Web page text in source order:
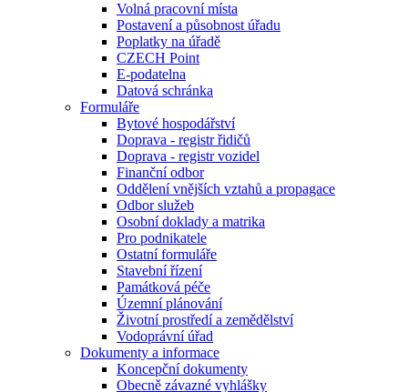
Volná pracovní místa
Postavení a působnost úřadu
Poplatky na úřadě
CZECH Point
E-podatelna
Datová schránka
Formuláře
Bytové hospodářství
Doprava - registr řidičů
Doprava - registr vozidel
Finanční odbor
Oddělení vnějších vztahů a propagace
Odbor služeb
Osobní doklady a matrika
Pro podnikatele
Ostatní formuláře
Stavební řízení
Památková péče
Územní plánování
Životní prostředí a zemědělství
Vodoprávní úřad
Dokumenty a informace
Koncepční dokumenty
Obecně závazné vyhlášky